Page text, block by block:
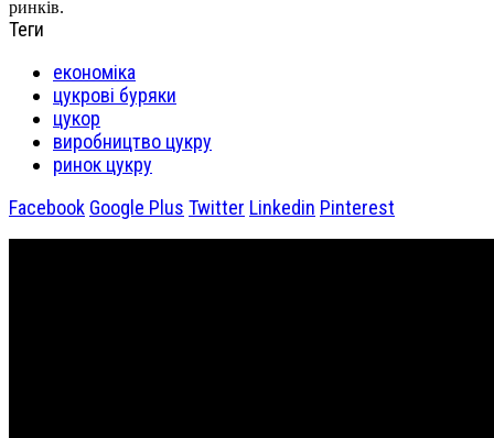
ринків.
Теги
економіка
цукрові буряки
цукор
виробництво цукру
ринок цукру
Facebook Google Plus Twitter Linkedin Pinterest